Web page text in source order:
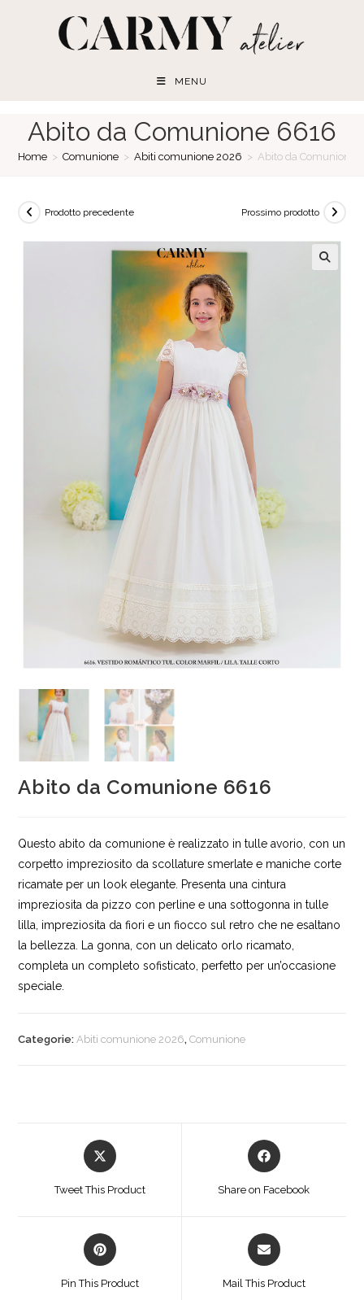
MENU
Abito da Comunione 6616
Home > Comunione > Abiti comunione 2026 > Abito da Comunione
Prodotto precedente Prossimo prodotto
Abito da Comunione 6616
Questo abito da comunione è realizzato in tulle avorio, con un
corpetto impreziosito da scollature smerlate e maniche corte
ricamate per un look elegante. Presenta una cintura
impreziosita da pizzo con perline e una sottogonna in tulle
lilla, impreziosita da fiori e un fiocco sul retro che ne esaltano
la bellezza. La gonna, con un delicato orlo ricamato,
completa un completo sofisticato, perfetto per un’occasione
speciale.
Categorie: Abiti comunione 2026,Comunione
Opens
in
Tweet This Product
Opens
in
Share on Facebook
Opens
in
Pin This Product
Opens
in
Mail This Product